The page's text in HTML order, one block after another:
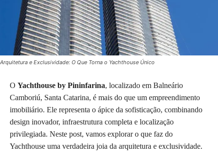
Arquitetura e Exclusividade: O Que Torna o Yachthouse Único
O Yachthouse by Pininfarina, localizado em Balneário
Camboriú, Santa Catarina, é mais do que um empreendimento
imobiliário. Ele representa o ápice da sofisticação, combinando
design inovador, infraestrutura completa e localização
privilegiada. Neste post, vamos explorar o que faz do
Yachthouse uma verdadeira joia da arquitetura e exclusividade.